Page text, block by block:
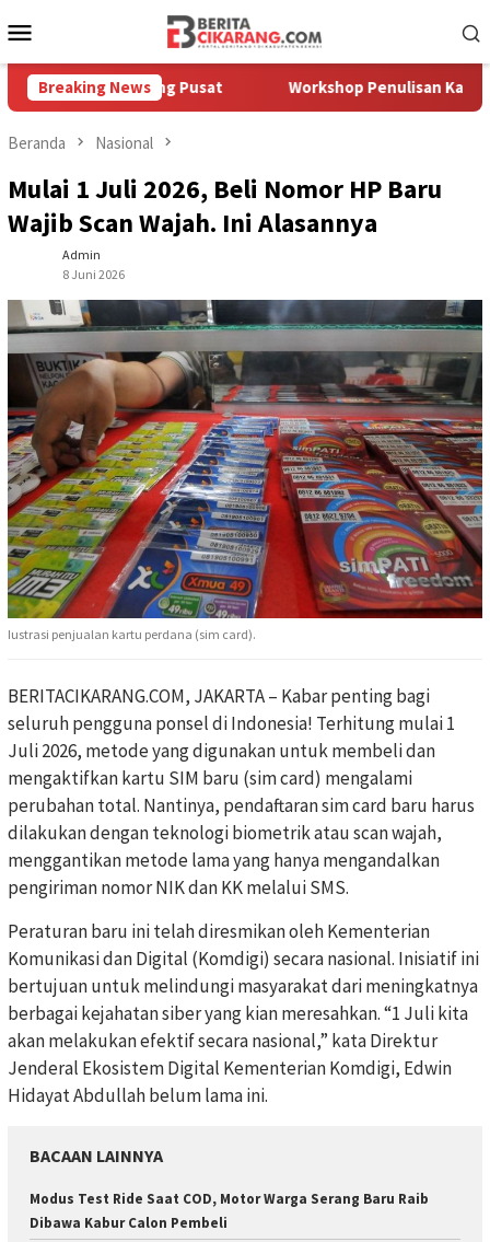
ke
Mobile
Breaking News
Cikarang Pusat Workshop Penulisan Karya Ilmiah,
Beranda Nasional
Mulai 1 Juli 2026, Beli Nomor HP Baru
Wajib Scan Wajah. Ini Alasannya
Admin
8 Juni 2026
Iustrasi penjualan kartu perdana (sim card).
BERITACIKARANG.COM, JAKARTA – Kabar penting bagi
seluruh pengguna ponsel di Indonesia! Terhitung mulai 1
Juli 2026, metode yang digunakan untuk membeli dan
mengaktifkan kartu SIM baru (sim card) mengalami
perubahan total. Nantinya, pendaftaran sim card baru harus
dilakukan dengan teknologi biometrik atau scan wajah,
menggantikan metode lama yang hanya mengandalkan
pengiriman nomor NIK dan KK melalui SMS.
Peraturan baru ini telah diresmikan oleh Kementerian
Komunikasi dan Digital (Komdigi) secara nasional. Inisiatif ini
bertujuan untuk melindungi masyarakat dari meningkatnya
berbagai kejahatan siber yang kian meresahkan. “1 Juli kita
akan melakukan efektif secara nasional,” kata Direktur
Jenderal Ekosistem Digital Kementerian Komdigi, Edwin
Hidayat Abdullah belum lama ini.
BACAAN LAINNYA
Modus Test Ride Saat COD, Motor Warga Serang Baru Raib
Dibawa Kabur Calon Pembeli